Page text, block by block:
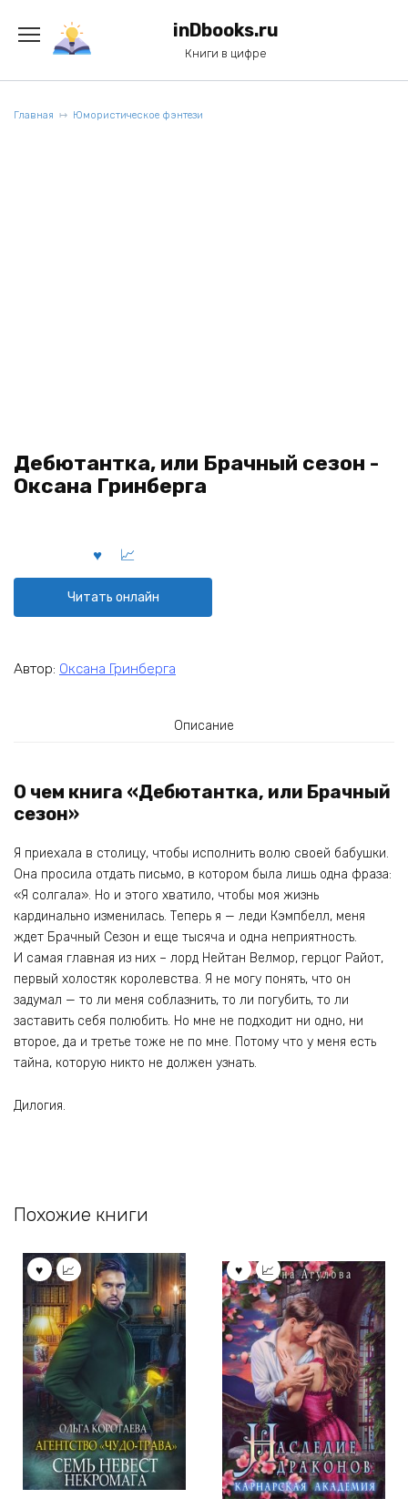
содержанию
inDbooks.ru
Книги в цифре
Главная Юмористическое фэнтези
Дебютантка, или Брачный сезон -
Оксана Гринберга
Читать онлайн
Автор: Оксана Гринберга
Описание
О чем книга «Дебютантка, или Брачный
сезон»
Я приехала в столицу, чтобы исполнить волю своей бабушки.
Она просила отдать письмо, в котором была лишь одна фраза:
«Я солгала». Но и этого хватило, чтобы моя жизнь
кардинально изменилась. Теперь я — леди Кэмпбелл, меня
ждет Брачный Сезон и еще тысяча и одна неприятность.
И самая главная из них – лорд Нейтан Велмор, герцог Райот,
первый холостяк королевства. Я не могу понять, что он
задумал — то ли меня соблазнить, то ли погубить, то ли
заставить себя полюбить. Но мне не подходит ни одно, ни
второе, да и третье тоже не по мне. Потому что у меня есть
тайна, которую никто не должен узнать.
Дилогия.
Похожие книги